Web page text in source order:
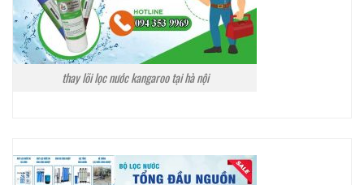
thay lõi lọc nước kangaroo tại hà nội